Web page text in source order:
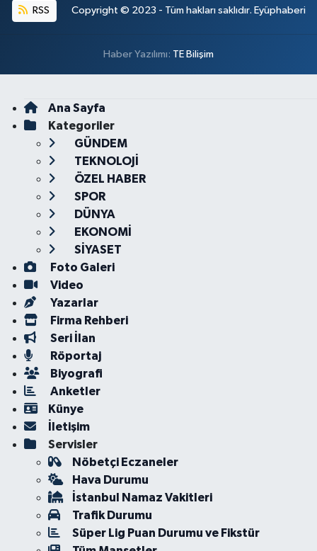
RSS Copyright © 2023 - Tüm hakları saklıdır. Eyüphaberi
Haber Yazılımı: TE Bilişim
Ana Sayfa
Kategoriler
GÜNDEM
TEKNOLOJİ
ÖZEL HABER
SPOR
DÜNYA
EKONOMİ
SİYASET
Foto Galeri
Video
Yazarlar
Firma Rehberi
Seri İlan
Röportaj
Biyografi
Anketler
Künye
İletişim
Servisler
Nöbetçi Eczaneler
Hava Durumu
İstanbul Namaz Vakitleri
Trafik Durumu
Süper Lig Puan Durumu ve Fikstür